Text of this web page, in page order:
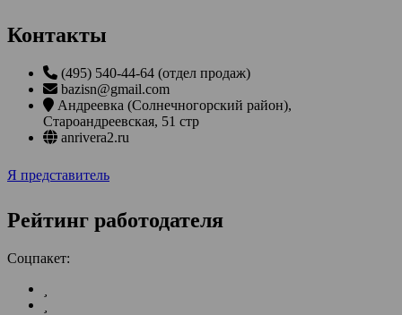
Контакты
(495) 540-44-64 (отдел продаж)
bazisn@gmail.com
Андреевка (Солнечногорский район),
Староандреевская, 51 стр
anrivera2.ru
Я представитель
Рейтинг работодателя
Соцпакет: